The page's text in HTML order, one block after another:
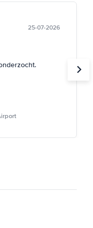
25-07-2026